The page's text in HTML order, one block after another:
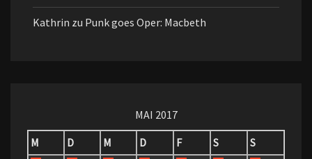
Kathrin zu Punk goes Oper: Macbeth
MAI 2017
M
D M D F S
S